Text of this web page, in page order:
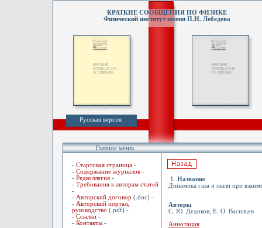
КРАТКИЕ СООБЩЕНИЯ ПО ФИЗИКЕ
Физический институт имени П.Н. Лебедева
Русская версия
Главное меню
- Стартовая страница -
- Содержание журналов -
- Редколлегия -
- Требования к авторам статей
-
- Авторский договор (.doc) -
- Авторский портал,
руководство (.pdf) -
- Ссылки -
- Контакты -
1
Название
Динамика газа и пыли при
Авторы
С. Ю. Дедиков, Е. О. Васильев
Аннотация